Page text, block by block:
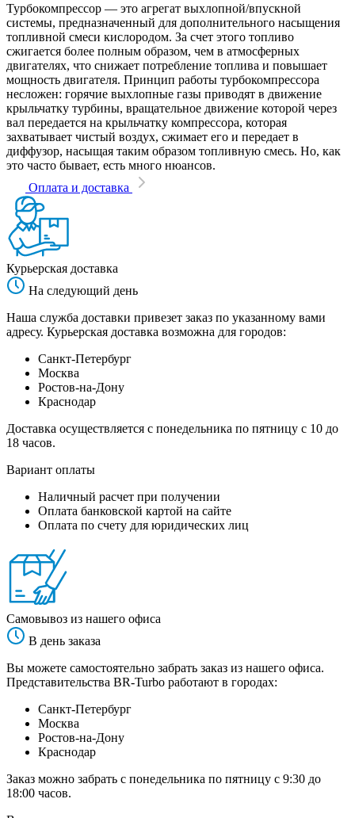
Турбокомпрессор — это агрегат выхлопной/впускной
системы, предназначенный для дополнительного насыщения
топливной смеси кислородом. За счет этого топливо
сжигается более полным образом, чем в атмосферных
двигателях, что снижает потребление топлива и повышает
мощность двигателя. Принцип работы турбокомпрессора
несложен: горячие выхлопные газы приводят в движение
крыльчатку турбины, вращательное движение которой через
вал передается на крыльчатку компрессора, которая
захватывает чистый воздух, сжимает его и передает в
диффузор, насыщая таким образом топливную смесь. Но, как
это часто бывает, есть много нюансов.
Оплата и доставка
Курьерская доставка
На следующий день
Наша служба доставки привезет заказ по указанному вами
адресу. Курьерская доставка возможна для городов:
Санкт-Петербург
Москва
Ростов-на-Дону
Краснодар
Доставка осуществляется с понедельника по пятницу с 10 до
18 часов.
Вариант оплаты
Наличный расчет при получении
Оплата банковской картой на сайте
Оплата по счету для юридических лиц
Самовывоз из нашего офиса
В день заказа
Вы можете самостоятельно забрать заказ из нашего офиса.
Представительства BR-Turbo работают в городах:
Санкт-Петербург
Москва
Ростов-на-Дону
Краснодар
Заказ можно забрать с понедельника по пятницу с 9:30 до
18:00 часов.